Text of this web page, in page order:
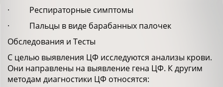
· Респираторные симптомы
· Пальцы в виде барабанных палочек
Обследования и Тесты
С целью выявления ЦФ исследуются анализы крови.
Они направлены на выявление гена ЦФ. К другим
методам диагностики ЦФ относятся: